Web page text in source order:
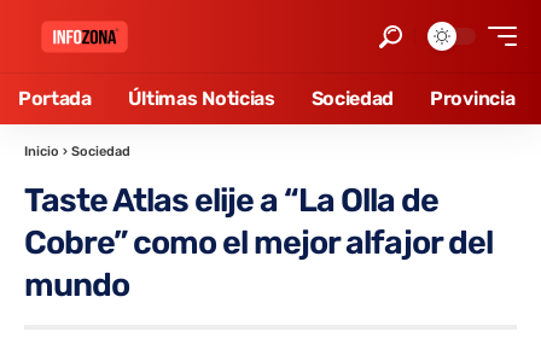
Portada Últimas Noticias Sociedad Provincia
Inicio › Sociedad
Taste Atlas elije a “La Olla de
Cobre” como el mejor alfajor del
mundo